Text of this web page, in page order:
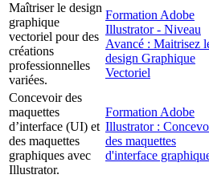
Maîtriser le design
graphique
vectoriel pour des
créations
professionnelles
variées.
Formation Adobe
Illustrator - Niveau
Avancé : Maitrisez
design Graphique
Vectoriel
Concevoir des
maquettes
d’interface (UI) et
des maquettes
graphiques avec
Illustrator.
Formation Adobe
Illustrator :
des maquettes
d'interface